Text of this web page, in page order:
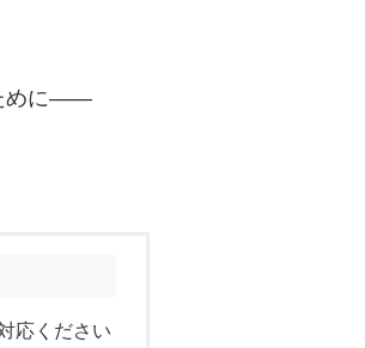
めに——
応ください